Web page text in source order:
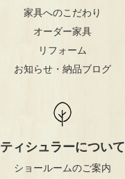
家具へのこだわり
オーダー家具
リフォーム
お知らせ・納品ブログ
ティシュラーについて
ショールームのご案内